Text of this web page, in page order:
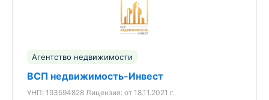
появятся кафе, фитнесс, сервисы, бассейн!
Прекрасно развита транспортная система:
ходьбы), а также остановки общественного
транспорта, позволяющие добраться в любую
точку города Минска!
Агентство недвижимости
ВСП недвижимость-Инвест
УНП: 193594828 Лицензия: от 18.11.2021 г.